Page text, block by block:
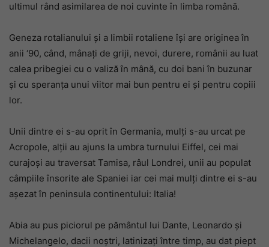
ultimul rând asimilarea de noi cuvinte în limba română.
Geneza rotalianului și a limbii rotaliene își are originea în
anii ‘90, când, mânați de griji, nevoi, durere, românii au luat
calea pribegiei cu o valiză în mână, cu doi bani în buzunar
și cu speranța unui viitor mai bun pentru ei și pentru copiii
lor.
Unii dintre ei s-au oprit în Germania, mulți s-au urcat pe
Acropole, alții au ajuns la umbra turnului Eiffel, cei mai
curajoși au traversat Tamisa, râul Londrei, unii au populat
câmpiile însorite ale Spaniei iar cei mai mulți dintre ei s-au
așezat în peninsula continentului: Italia!
Abia au pus piciorul pe pământul lui Dante, Leonardo și
Michelangelo, dacii noștri, latinizați între timp, au dat piept